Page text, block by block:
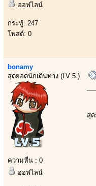
ออฟไลน์
กระทู้: 247
โพสต์: 0
bonamy
สุดยอดนักเดินทาง (LV 5.)
ความหื่น : 0
ออฟไลน์
สุ